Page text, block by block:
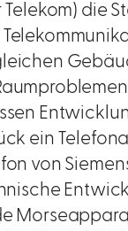
die
ein
von